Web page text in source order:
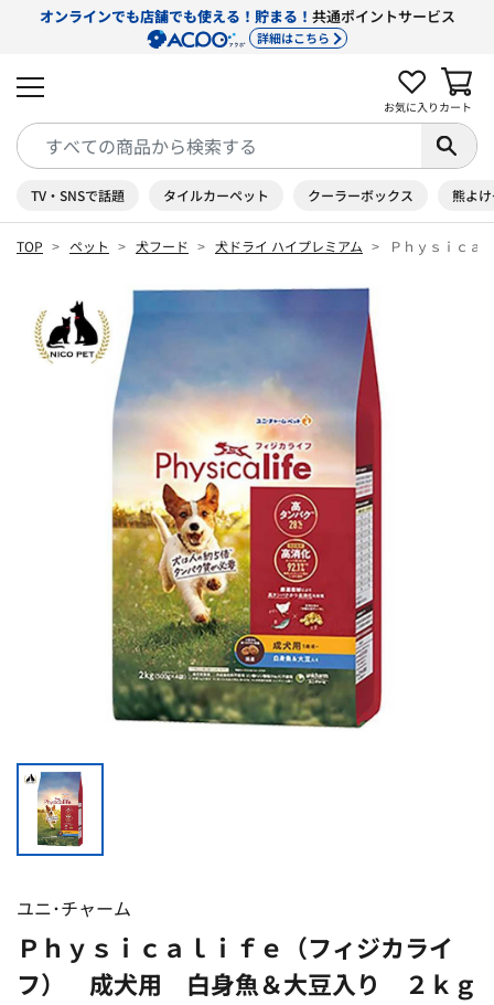
オンラインでも店舗でも使える！貯まる！ 共通ポイントサービス
詳細はこちら
お気に入り カート
TV・SNSで話題 タイルカーペット クーラーボックス 熊よ
TOP ペット 犬フード 犬ドライ ハイプレミアム Ｐｈｙｓｉｃ
ユニ･チャーム
Ｐｈｙｓｉｃａｌｉｆｅ（フィジカライ
フ） 成犬用 白身魚＆大豆入り ２ｋｇ